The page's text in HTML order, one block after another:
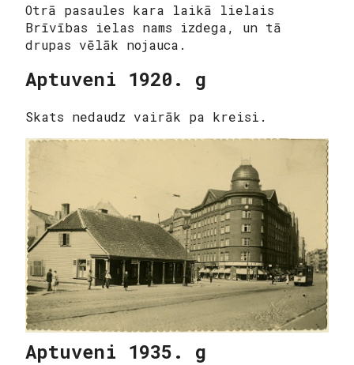
Otrā pasaules kara laikā lielais
Brīvības ielas nams izdega, un tā
drupas vēlāk nojauca.
Aptuveni 1920. g
Skats nedaudz vairāk pa kreisi.
Aptuveni 1935. g